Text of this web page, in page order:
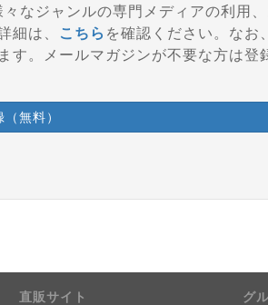
なジャンルの専門メディアの利用
会員特典などのサービスを受けることができます。 詳細は、
こちら を確認ください。なお
す。メールマガジンが不要な方は登
無料）
直販サイト グ